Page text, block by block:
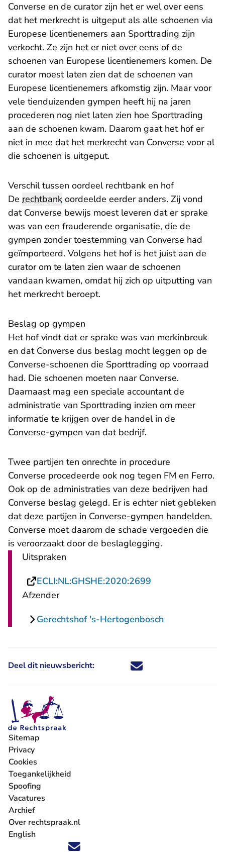
Converse en de curator zijn het er wel over eens
dat het merkrecht is uitgeput als alle schoenen via
Europese licentienemers aan Sporttrading zijn
verkocht. Ze zijn het er niet over eens of de
schoenen van Europese licentienemers komen. De
curator moest laten zien dat de schoenen van
Europese licentienemers afkomstig zijn. Maar voor
vele tienduizenden gympen heeft hij na jaren
procederen nog niet laten zien hoe Sporttrading
aan de schoenen kwam. Daarom gaat het hof er
niet in mee dat het merkrecht van Converse voor al
die schoenen is uitgeput.
Verschil tussen oordeel rechtbank en hof
De rechtbank oordeelde eerder anders. Zij vond
dat Converse bewijs moest leveren dat er sprake
was van een frauderende organisatie, die de
gympen zonder toestemming van Converse had
geïmporteerd. Volgens het hof is het juist aan de
curator om te laten zien waar de schoenen
vandaan kwamen, omdat hij zich op uitputting van
het merkrecht beroept.
Beslag op gympen
Het hof vindt dat er sprake was van merkinbreuk
en dat Converse dus beslag mocht leggen op de
Converse-schoenen die Sporttrading op voorraad
had. Die schoenen moeten naar Converse.
Daarnaast mag een speciale accountant de
administratie van Sporttrading inzien om meer
informatie te krijgen over de handel in de
Converse-gympen van dat bedrijf.
Twee partijen ten onrechte in procedure
Converse procedeerde ook nog tegen FM en Ferro.
Ook op de administraties van deze bedrijven had
Converse beslag gelegd. Er is echter niet gebleken
dat deze partijen in Converse-gympen handelden.
Converse moet daarom de schade vergoeden die
is veroorzaakt door de beslaglegging.
Uitspraken
ECLI:NL:GHSHE:2020:2699
Afzender
Gerechtshof 's-Hertogenbosch
Deel dit nieuwsbericht: Deel dit nieuwsbericht via X -
Deel dit nieuwsbericht via
Deel dit nieuwsbericht
Deel dit
Volg ons op X (Twitter) - U verlaat Rechtspraak.nl
Volg ons op Facebook - U verlaat Rechtspraak.nl
Volg ons op Instagram - U verlaat Rechtspraak.nl
Volg ons op Youtube - U verlaat Rechtspraak.nl
Volg ons op LinkedIn - U verlaat
'Blijf op de hoogte' nieuwsbrief - U verlaat
Sitemap
Privacy
Cookies
Toegankelijkheid
Spoofing
Vacatures
- U verlaat Rechtspraak.nl
Archief
Over rechtspraak.nl
English